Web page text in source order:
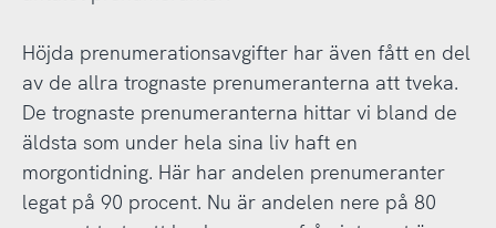
Höjda prenumerationsavgifter har även fått en del
av de allra trognaste prenumeranterna att tveka.
De trognaste prenumeranterna hittar vi bland de
äldsta som under hela sina liv haft en
morgontidning. Här har andelen prenumeranter
legat på 90 procent. Nu är andelen nere på 80